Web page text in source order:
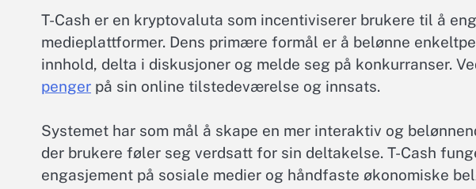
T-Cash er en kryptovaluta som incentiviserer brukere til å
medieplattformer. Dens primære formål er å belønne
innhold, delta i diskusjoner og melde seg på konkurranser.
penger på sin online tilstedeværelse og innsats.
Systemet har som mål å skape en mer interaktiv og
der brukere føler seg verdsatt for sin deltakelse. T-Cash
engasjement på sosiale medier og håndfaste økonomiske